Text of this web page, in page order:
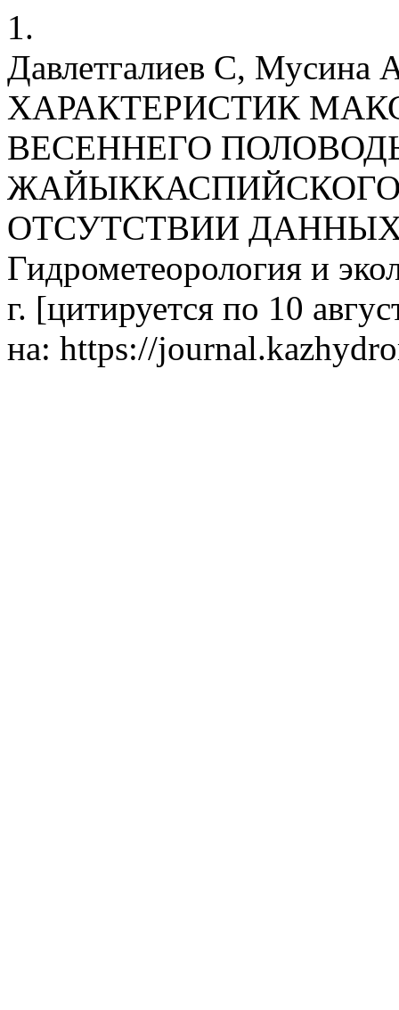
1.
Давлетгалиев С,
ХАРАКТЕРИСТИК
ВЕСЕННЕГО
ОТСУТСТВИИ
Гидрометеорология и
г. [цитируется по 10
на: https://